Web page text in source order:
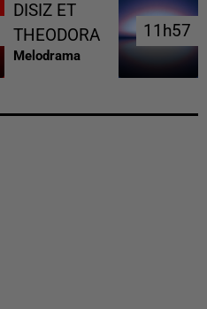
DISIZ ET
THEODORA
Melodrama
11h57
11h57